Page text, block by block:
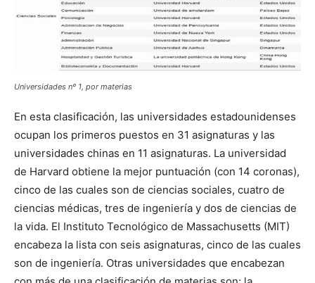
Universidades nº 1, por materias
En esta clasificación, las universidades estadounidenses
ocupan los primeros puestos en 31 asignaturas y las
universidades chinas en 11 asignaturas. La universidad
de Harvard obtiene la mejor puntuación (con 14 coronas),
cinco de las cuales son de ciencias sociales, cuatro de
ciencias médicas, tres de ingeniería y dos de ciencias de
la vida. El Instituto Tecnológico de Massachusetts (MIT)
encabeza la lista con seis asignaturas, cinco de las cuales
son de ingeniería. Otras universidades que encabezan